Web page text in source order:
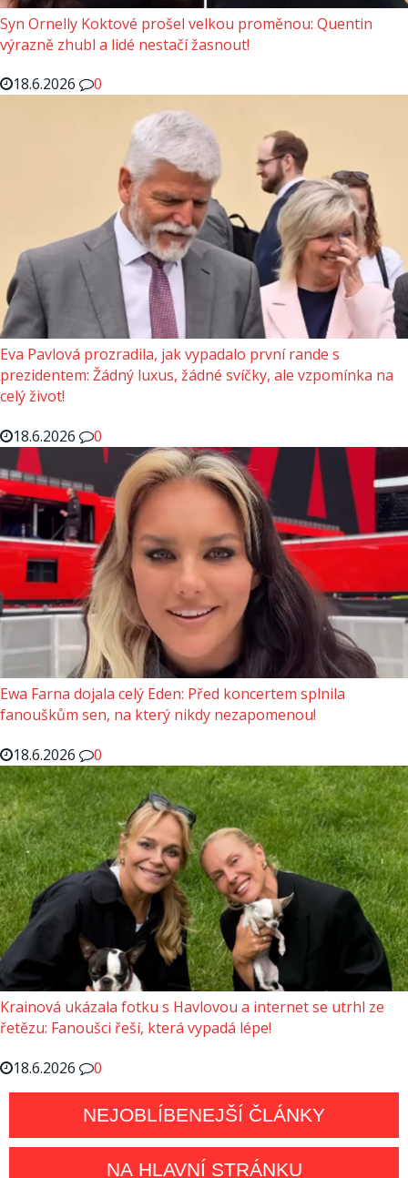
Syn Ornelly Koktové prošel velkou proměnou: Quentin
výrazně zhubl a lidé nestačí žasnout!
18.6.2026
0
Eva Pavlová prozradila, jak vypadalo první rande s
prezidentem: Žádný luxus, žádné svíčky, ale vzpomínka na
celý život!
18.6.2026
0
Ewa Farna dojala celý Eden: Před koncertem splnila
fanouškům sen, na který nikdy nezapomenou!
18.6.2026
0
Krainová ukázala fotku s Havlovou a internet se utrhl ze
řetězu: Fanoušci řeší, která vypadá lépe!
18.6.2026
0
NEJOBLÍBENEJŠÍ ČLÁNKY
NA HLAVNÍ STRÁNKU